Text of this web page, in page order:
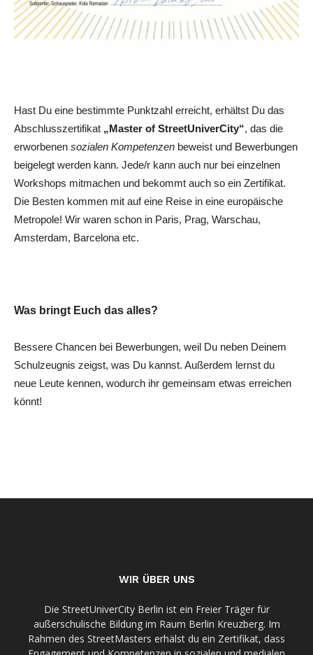
Hast Du eine bestimmte Punktzahl erreicht, erhältst Du das
Abschlusszertifikat „Master of StreetUniverCity“, das die
erworbenen sozialen Kompetenzen beweist und Bewerbungen
beigelegt werden kann. Jede/r kann auch nur bei einzelnen
Workshops mitmachen und bekommt auch so ein Zertifikat.
Die Besten kommen mit auf eine Reise in eine europäische
Metropole! Wir waren schon in Paris, Prag, Warschau,
Amsterdam, Barcelona etc.
Was bringt Euch das alles?
Bessere Chancen bei Bewerbungen, weil Du neben Deinem
Schulzeugnis zeigst, was Du kannst. Außerdem lernst du
neue Leute kennen, wodurch ihr gemeinsam etwas erreichen
könnt!
WIR ÜBER UNS
Die StreetUniverCity Berlin ist ein Freier Träger für
außerschulische Bildung im Raum Berlin Kreuzberg. Im
Rahmen des StreetMasters erhälst du ein Zertifikat, dass